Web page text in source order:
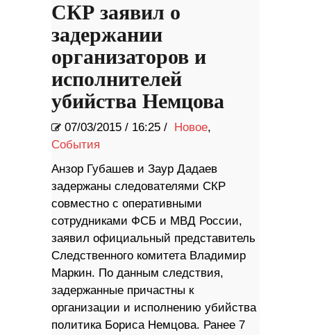
СКР заявил о
задержании
организаторов и
исполнителей
убийства Немцова
07/03/2015 / 16:25 / Новое,
События
Анзор Губашев и Заур Дадаев
задержаны следователями СКР
совместно с оперативными
сотрудниками ФСБ и МВД России,
заявил официальный представитель
Следственного комитета Владимир
Маркин. По данным следствия,
задержанные причастны к
организации и исполнению убийства
политика Бориса Немцова. Ранее 7